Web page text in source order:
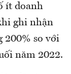
ít doanh
ghi nhận
200% so với
năm 2022.